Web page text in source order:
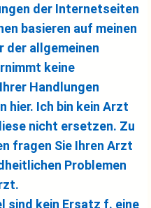
der Internetseiten
basieren auf meinen
der allgemeinen
keine
Handlungen
hier. Ich bin kein Arzt
nicht ersetzen. Zu
fragen Sie Ihren Arzt
Problemen
sind kein Ersatz f. eine